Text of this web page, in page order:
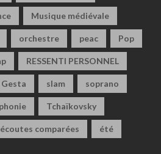
Musique médiévale
orchestre peac Pop
RESSENTI PERSONNEL
Gesta slam soprano
Tchaïkovsky
écoutes comparées été